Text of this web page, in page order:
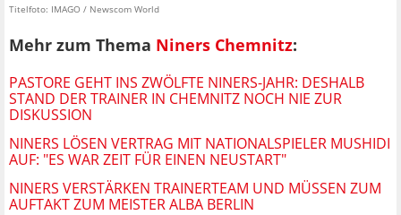
Titelfoto: IMAGO / Newscom World
Mehr zum Thema Niners Chemnitz:
PASTORE GEHT INS ZWÖLFTE NINERS-JAHR: DESHALB
STAND DER TRAINER IN CHEMNITZ NOCH NIE ZUR
DISKUSSION
NINERS LÖSEN VERTRAG MIT NATIONALSPIELER MUSHIDI
AUF: "ES WAR ZEIT FÜR EINEN NEUSTART"
NINERS VERSTÄRKEN TRAINERTEAM UND MÜSSEN ZUM
AUFTAKT ZUM MEISTER ALBA BERLIN